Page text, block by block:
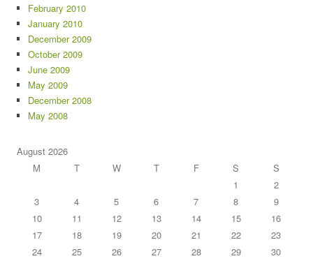
February 2010
January 2010
December 2009
October 2009
June 2009
May 2009
December 2008
May 2008
August 2026
M
T W T F S
S
1
2
3
4 5 6 7 8
9
10
11 12 13 14 15
16
17
18 19 20 21 22
23
24
25 26 27 28 29
30